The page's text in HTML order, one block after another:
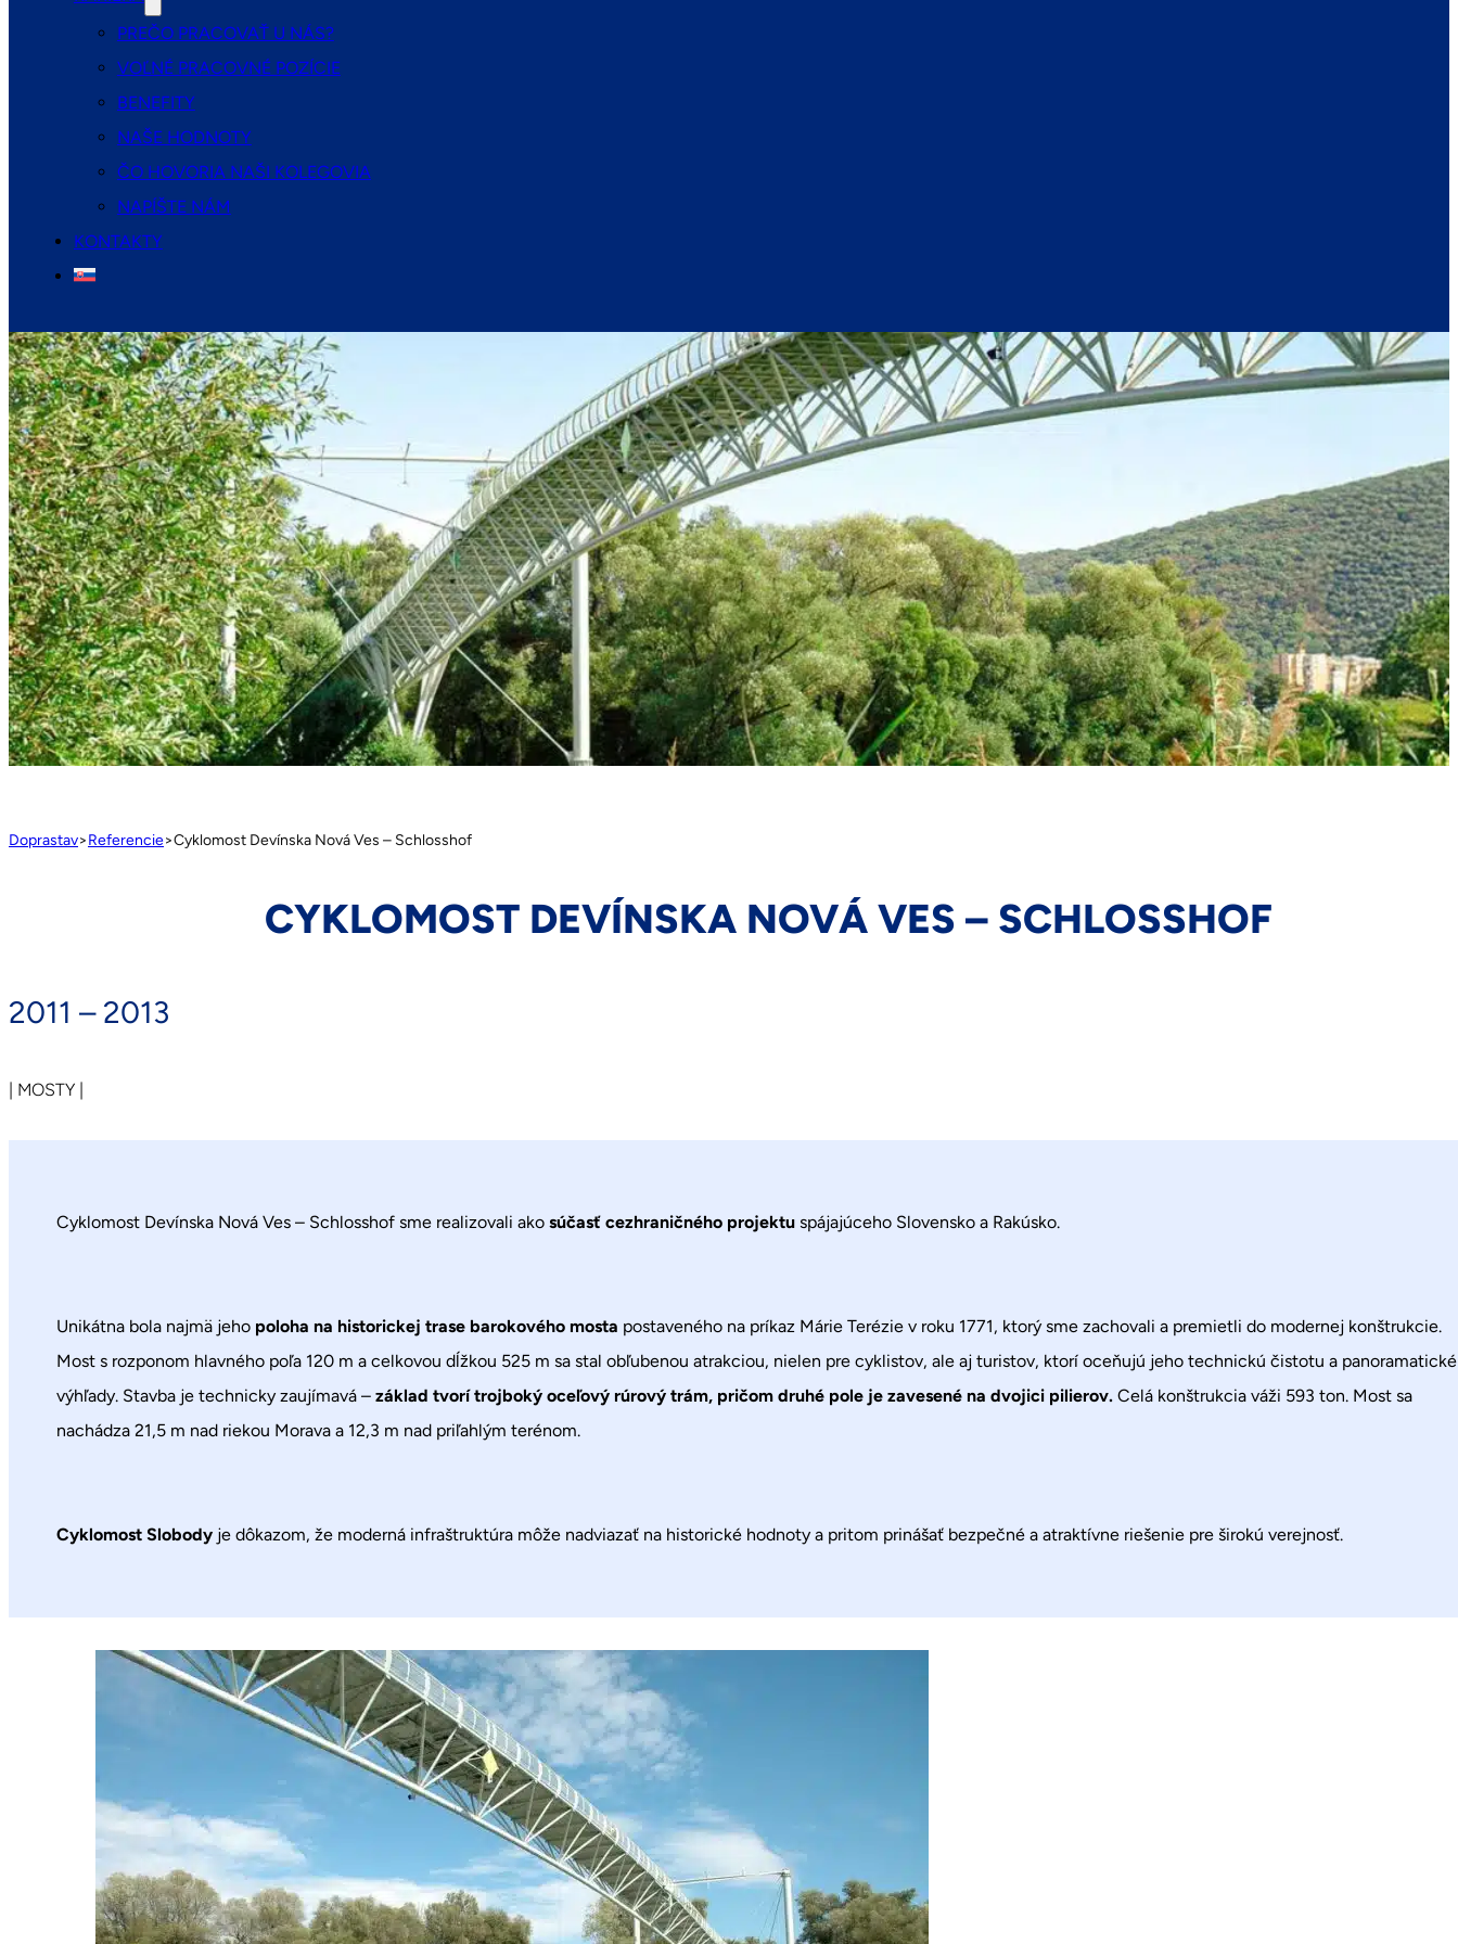
PREČO PRACOVAŤ U NÁS?
VOĽNÉ PRACOVNÉ POZÍCIE
BENEFITY
NAŠE HODNOTY
ČO HOVORIA NAŠI KOLEGOVIA
NAPÍŠTE NÁM
KONTAKTY
Doprastav>Referencie>Cyklomost Devínska Nová Ves – Schlosshof
CYKLOMOST DEVÍNSKA NOVÁ VES – SCHLOSSHOF
2011 – 2013
| MOSTY |
Cyklomost Devínska Nová Ves – Schlosshof sme realizovali akosúčasť cezhraničného projektuspájajúceho Slovensko a Rakúsko.
Unikátna bola najmä jeho poloha na historickej trase barokového mosta postaveného na príkaz Márie Terézie v roku 1771, ktorý sme zachovali a premietli do modernej konštrukcie.
Most s rozponom hlavného poľa 120 m a celkovou dĺžkou 525 m sa stal obľubenou atrakciou, nielen pre cyklistov, ale aj turistov, ktorí oceňujú jeho technickú čistotu a panoramatické
výhľady. Stavba je technicky zaujímavá –základ tvorí trojboký oceľový rúrový trám, pričom druhé pole je zavesené na dvojici pilierov. Celá konštrukcia váži 593 ton. Most sa
nachádza 21,5 m nad riekou Morava a 12,3 m nad priľahlým terénom.
Cyklomost Slobody je dôkazom, že moderná infraštruktúra môže nadviazať na historické hodnoty a pritom prinášať bezpečné a atraktívne riešenie pre širokú verejnosť.